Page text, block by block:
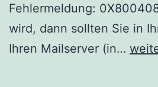
Fehlermeldung:
wird, dann sollten Sie in
Ihren Mailserver (in…